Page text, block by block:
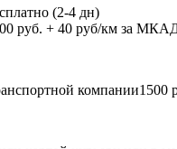
(2-4 дн)
руб. + 40 руб/км за
компании1500